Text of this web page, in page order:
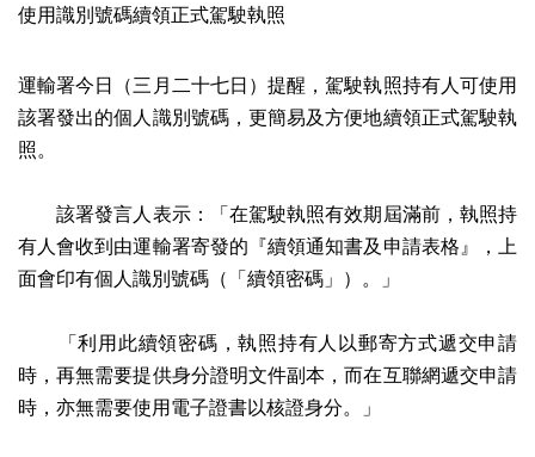
使用識別號碼續領正式駕駛執照
運輸署今日（三月二十七日）提醒，駕駛執照持有人可使用
該署發出的個人識別號碼，更簡易及方便地續領正式駕駛執
照。
該署發言人表示：「在駕駛執照有效期屆滿前，執照持
有人會收到由運輸署寄發的『續領通知書及申請表格』，上
面會印有個人識別號碼（「續領密碼」）。」
「利用此續領密碼，執照持有人以郵寄方式遞交申請
時，再無需要提供身分證明文件副本，而在互聯網遞交申請
時，亦無需要使用電子證書以核證身分。」